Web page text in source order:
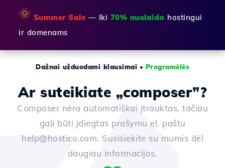
🌞 Summer Sale — Iki 70% nuolaida hostingui
ir domenams
Dažnai užduodami klausimai • Programėlės
Ar suteikiate „composer”?
Composer nėra automatiškai įtrauktas, tačiau
gali būti įdiegtas prašymu el. paštu
help@hostico.com. Susisiekite su mumis dėl
daugiau informacijos.